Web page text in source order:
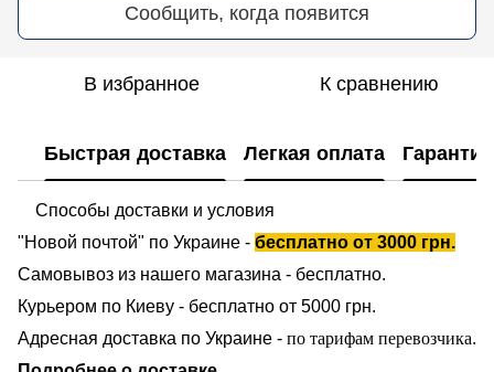
Сообщить, когда появится
В избранное К сравнению
Быстрая доставка Легкая оплата Гарантия
Способы доставки и условия
"Новой почтой" по Украине - бесплатно от 3000 грн.
Самовывоз из нашего магазина - бесплатно.
Курьером по Киеву - бесплатно от 5000 грн.
Адресная доставка по Украине - по тарифам перевозчика.